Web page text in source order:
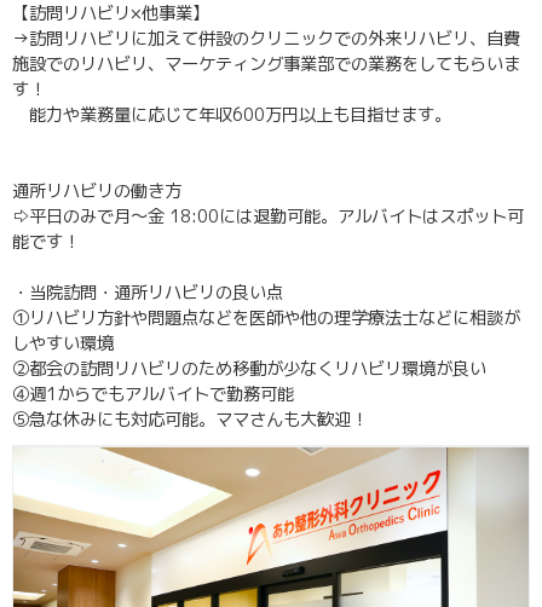
【訪問リハビリ×他事業】
→訪問リハビリに加えて併設のクリニックでの外来リハビリ、自費
施設でのリハビリ、マーケティング事業部での業務をしてもらいま
す！
能力や業務量に応じて年収600万円以上も目指せます。
通所リハビリの働き方
⇨平日のみで月〜金 18:00には退勤可能。アルバイトはスポット可
能です！
・当院訪問・通所リハビリの良い点
①リハビリ方針や問題点などを医師や他の理学療法士などに相談が
しやすい環境
②都会の訪問リハビリのため移動が少なくリハビリ環境が良い
④週1からでもアルバイトで勤務可能
⑤急な休みにも対応可能。ママさんも大歓迎！